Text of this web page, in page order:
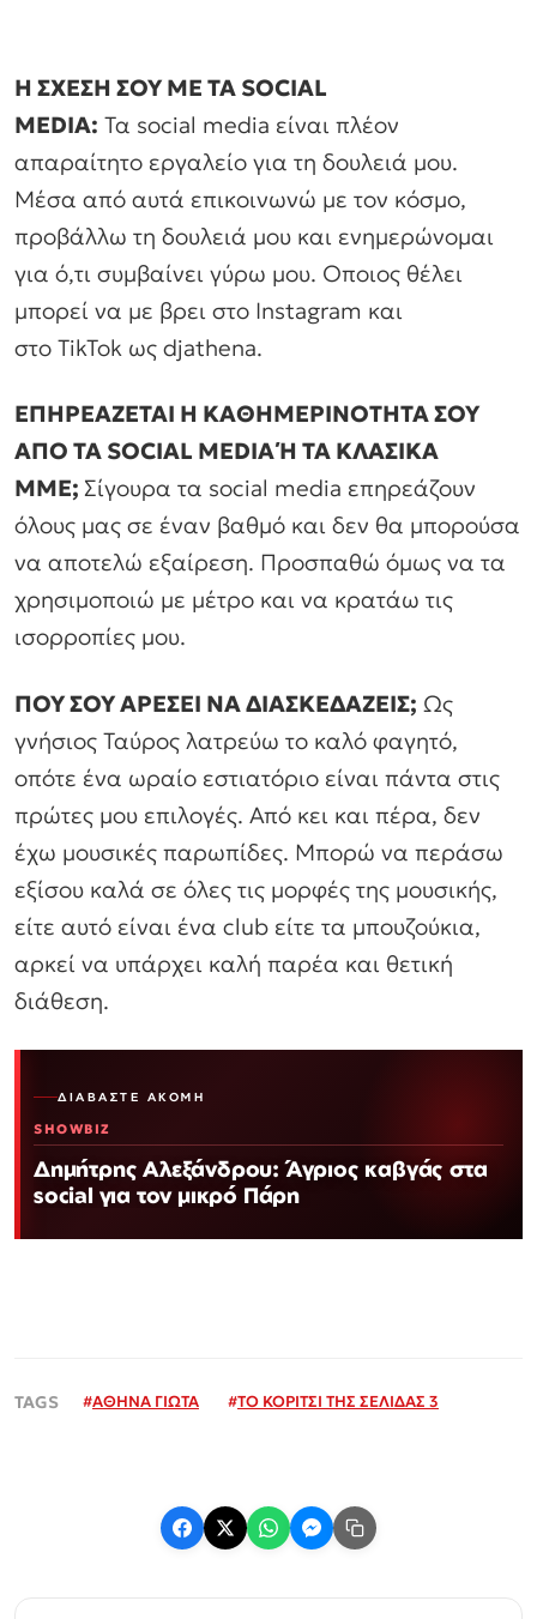
Η ΣΧΕΣΗ ΣΟΥ ΜΕ ΤΑ SOCIAL
MEDIA: Τα social media είναι πλέον
απαραίτητο εργαλείο για τη δουλειά μου.
Μέσα από αυτά επικοινωνώ με τον κόσμο,
προβάλλω τη δουλειά μου και ενημερώνομαι
για ό,τι συμβαίνει γύρω μου. Οποιος θέλει
μπορεί να με βρει στο Instagram και
στο TikTok ως djathena.
ΕΠΗΡΕΑΖΕΤΑΙ Η ΚΑΘΗΜΕΡΙΝΟΤΗΤΑ ΣΟΥ
ΑΠΟ ΤΑ SOCIAL MEDIA Ή ΤΑ ΚΛΑΣΙΚΑ
ΜΜΕ; Σίγουρα τα social media επηρεάζουν
όλους μας σε έναν βαθμό και δεν θα μπορούσα
να αποτελώ εξαίρεση. Προσπαθώ όμως να τα
χρησιμοποιώ με μέτρο και να κρατάω τις
ισορροπίες μου.
ΠΟΥ ΣΟΥ ΑΡΕΣΕΙ ΝΑ ΔΙΑΣΚΕΔΑΖΕΙΣ; Ως
γνήσιος Ταύρος λατρεύω το καλό φαγητό,
οπότε ένα ωραίο εστιατόριο είναι πάντα στις
πρώτες μου επιλογές. Από κει και πέρα, δεν
έχω μουσικές παρωπίδες. Μπορώ να περάσω
εξίσου καλά σε όλες τις μορφές της μουσικής,
είτε αυτό είναι ένα club είτε τα μπουζούκια,
αρκεί να υπάρχει καλή παρέα και θετική
διάθεση.
ΔΙΑΒΆΣΤΕ ΑΚΌΜΗ
SHOWBIZ
Δημήτρης Αλεξάνδρου: Άγριος καβγάς στα
social για τον μικρό Πάρη
#ΑΘΗΝΑ ΓΙΩΤΑ #ΤΟ ΚΟΡΙΤΣΙ ΤΗΣ ΣΕΛΙΔΑΣ 3